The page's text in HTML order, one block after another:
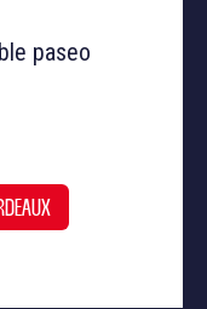
paseo